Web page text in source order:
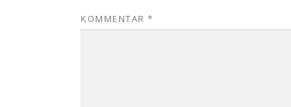
KOMMENTAR *